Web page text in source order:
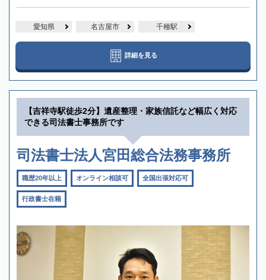
愛知県 名古屋市 千種駅
詳細を見る
【吉祥寺駅徒歩2分】遺産整理・家族信託など幅広く対応
できる司法書士事務所です
司法書士法人宮田総合法務事務所
職歴20年以上 オンライン相談可 全国出張対応可
行政書士在籍